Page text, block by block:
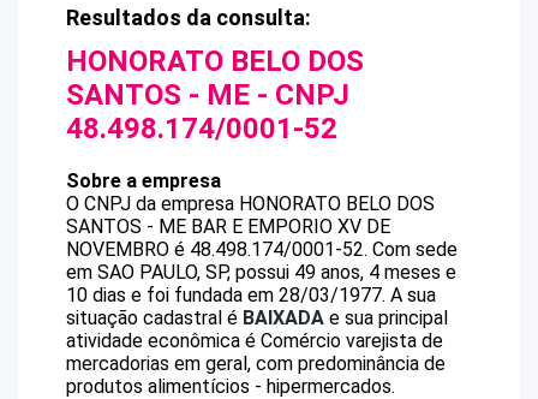
Resultados da consulta:
HONORATO BELO DOS
SANTOS - ME - CNPJ
48.498.174/0001-52
Sobre a empresa
O CNPJ da empresa HONORATO BELO DOS
SANTOS - ME BAR E EMPORIO XV DE
NOVEMBRO é 48.498.174/0001-52. Com sede
em SAO PAULO, SP, possui 49 anos, 4 meses e
10 dias e foi fundada em 28/03/1977. A sua
situação cadastral é BAIXADA e sua principal
atividade econômica é Comércio varejista de
mercadorias em geral, com predominância de
produtos alimentícios - hipermercados.